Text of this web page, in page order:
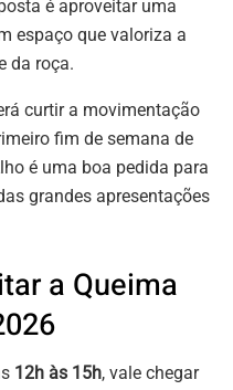
é aproveitar uma
espaço que valoriza a
da roça.
curtir a movimentação
fim de semana de
é uma boa pedida para
grandes apresentações
a Queima
12h às 15h, vale chegar